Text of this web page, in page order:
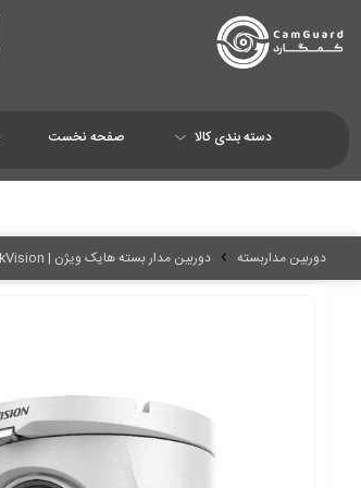
دسته بندی کالا صفحه نخست
دوربین مداربسته دوربین مدار بسته هایک ویژن | HikVision